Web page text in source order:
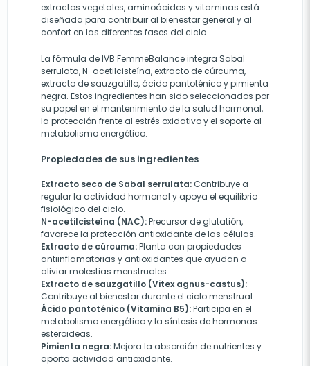
extractos vegetales, aminoácidos y vitaminas está
diseñada para contribuir al bienestar general y al
confort en las diferentes fases del ciclo.
La fórmula de IVB FemmeBalance integra Sabal
serrulata, N-acetilcisteína, extracto de cúrcuma,
extracto de sauzgatillo, ácido pantoténico y pimienta
negra. Estos ingredientes han sido seleccionados por
su papel en el mantenimiento de la salud hormonal,
la protección frente al estrés oxidativo y el soporte al
metabolismo energético.
Propiedades de sus ingredientes
Extracto seco de Sabal serrulata: Contribuye a
regular la actividad hormonal y apoya el equilibrio
fisiológico del ciclo.
N-acetilcisteína (NAC):Precursor de glutatión,
favorece la protección antioxidante de las células.
Extracto de cúrcuma:Planta con propiedades
antiinflamatorias y antioxidantes que ayudan a
aliviar molestias menstruales.
Extracto de sauzgatillo (Vitex agnus-castus):
Contribuye al bienestar durante el ciclo menstrual.
Ácido pantoténico (Vitamina B5):Participa en el
metabolismo energético y la síntesis de hormonas
esteroideas.
Pimienta negra:Mejora la absorción de nutrientes y
aporta actividad antioxidante.